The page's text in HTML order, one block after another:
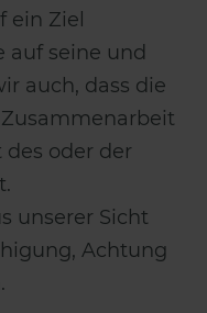
ein Ziel
auf seine und
auch, dass die
oder der
unserer Sicht
Achtung